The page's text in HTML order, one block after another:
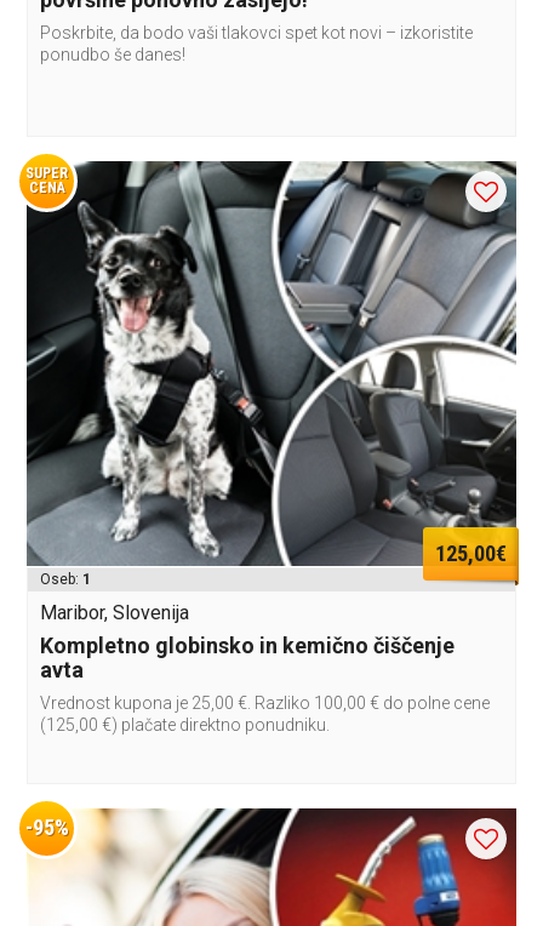
Poskrbite, da bodo vaši tlakovci spet kot novi – izkoristite
ponudbo še danes!
SUPER
CENA
125,00€
Oseb: 1
Maribor, Slovenija
Kompletno globinsko in kemično čiščenje
avta
Vrednost kupona je 25,00 €. Razliko 100,00 € do polne cene
(125,00 €) plačate direktno ponudniku.
-95%